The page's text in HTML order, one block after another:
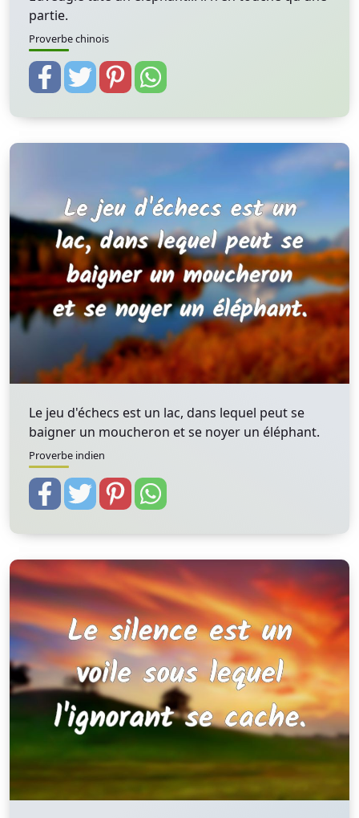
partie.
Proverbe chinois
Le jeu d'échecs est un lac, dans lequel peut se
baigner un moucheron et se noyer un éléphant.
Proverbe indien